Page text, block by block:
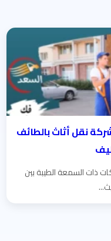
نقل أثاث بالطائف
ذات السمعة الطيبة بين